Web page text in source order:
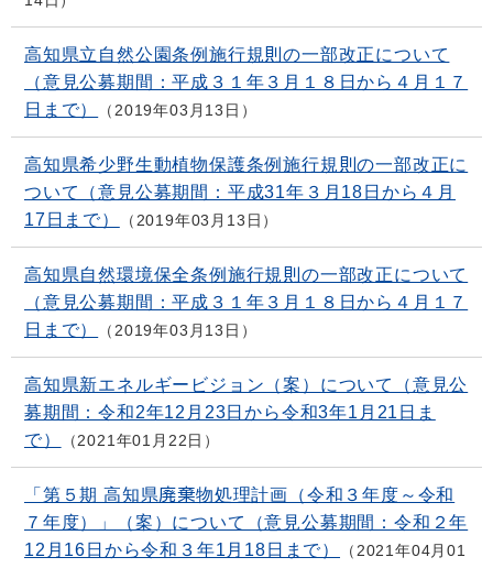
高知県立自然公園条例施行規則の一部改正について
（意見公募期間：平成３１年３月１８日から４月１７
日まで）
2019年03月13日
高知県希少野生動植物保護条例施行規則の一部改正に
ついて（意見公募期間：平成31年３月18日から４月
17日まで）
2019年03月13日
高知県自然環境保全条例施行規則の一部改正について
（意見公募期間：平成３１年３月１８日から４月１７
日まで）
2019年03月13日
高知県新エネルギービジョン（案）について（意見公
募期間：令和2年12月23日から令和3年1月21日ま
で）
2021年01月22日
「第５期 高知県廃棄物処理計画（令和３年度～令和
７年度）」（案）について（意見公募期間：令和２年
12月16日から令和３年1月18日まで）
2021年04月01